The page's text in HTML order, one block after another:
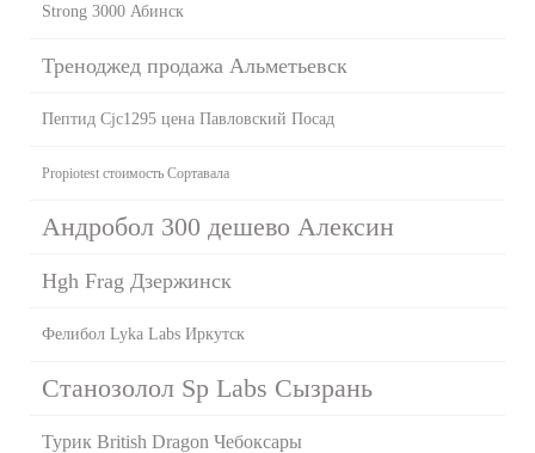
Strong 3000 Абинск
Треноджед продажа Альметьевск
Пептид Cjc1295 цена Павловский Посад
Propiotest стоимость Сортавала
Андробол 300 дешево Алексин
Hgh Frag Дзержинск
Фелибол Lyka Labs Иркутск
Станозолол Sp Labs Сызрань
Турик British Dragon Чебоксары